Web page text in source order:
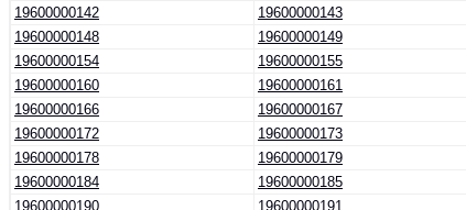
19600000142
19600000143
19600000148
19600000149
19600000154
19600000155
19600000160
19600000161
19600000166
19600000167
19600000172
19600000173
19600000178
19600000179
19600000184
19600000185
19600000190
19600000191